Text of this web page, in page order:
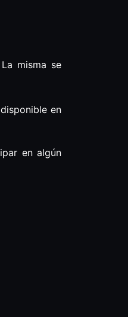
misma se
en
en algún